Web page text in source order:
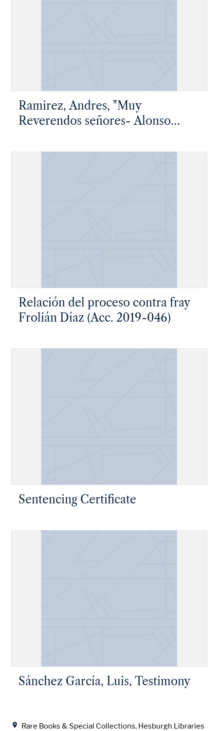
Rare Books & Special Collections, Hesburgh Libraries
Ramirez, Andres, "Muy
Reverendos señores- Alonso
Relación del proceso contra fray
Frolián Díaz (Acc. 2019-046)
Sentencing Certificate
Sánchez García, Luis, Testimony